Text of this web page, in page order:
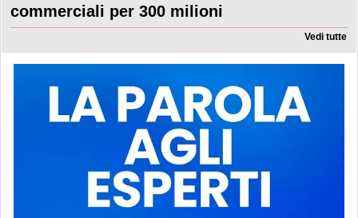
commerciali per 300 milioni
Vedi tutte